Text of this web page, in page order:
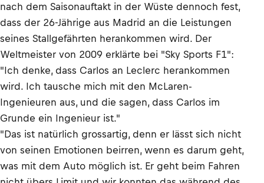
nach dem Saisonauftakt in der Wüste dennoch fest,
dass der 26-Jährige aus Madrid an die Leistungen
seines Stallgefährten herankommen wird. Der
Weltmeister von 2009 erklärte bei "Sky Sports F1":
"Ich denke, dass Carlos an Leclerc herankommen
wird. Ich tausche mich mit den McLaren-
Ingenieuren aus, und die sagen, dass Carlos im
Grunde ein Ingenieur ist."
"Das ist natürlich grossartig, denn er lässt sich nicht
von seinen Emotionen beirren, wenn es darum geht,
was mit dem Auto möglich ist. Er geht beim Fahren